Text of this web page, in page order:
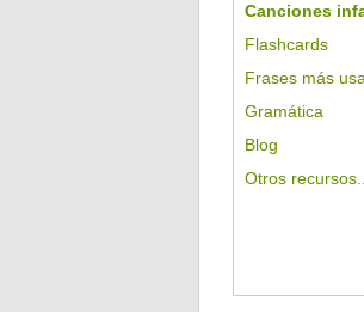
Canciones
Flashcards
Frases más
Gramática
Blog
Otros recursos...